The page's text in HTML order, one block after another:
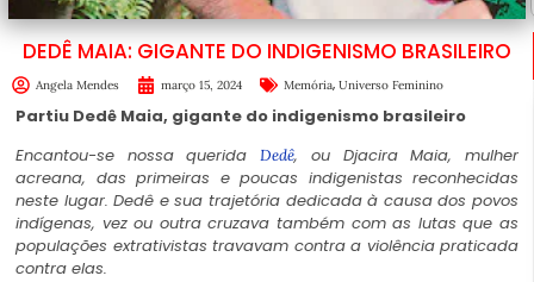
DEDÊ MAIA: GIGANTE DO INDIGENISMO BRASILEIRO
Angela Mendes março 15, 2024 Memória, Universo Feminino
Partiu Dedê Maia, gigante do indigenismo brasileiro
Encantou-se nossa queridaDedê, ou Djacira Maia, mulher
acreana, das primeiras e poucas indigenistas reconhecidas
neste lugar. Dedê e sua trajetória dedicada à causa dos povos
indígenas, vez ou outra cruzava também com as lutas que as
populações extrativistas travavam contra a violência praticada
contra elas.